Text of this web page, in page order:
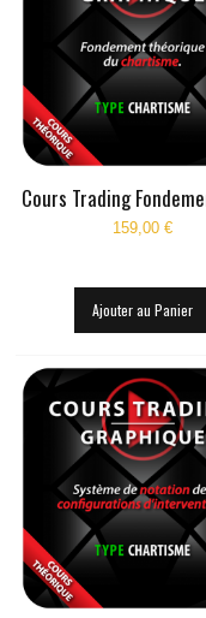
159,00 €
Ajouter au Panier